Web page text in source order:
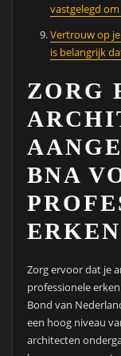
vastgelegd
Vertrouw op
is belangrijk
ZORG
BNA
Zorg ervoor dat je
professionele
Bond van
een hoog niveau
architecten